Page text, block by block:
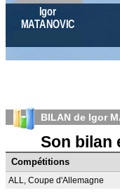
Igor
MATANOVIC
BILAN de Igor
Son bilan
Compétitions
ALL, Coupe d'Allemagne